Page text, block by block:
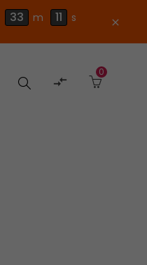
33 m 10 s close
Szukaj 
0